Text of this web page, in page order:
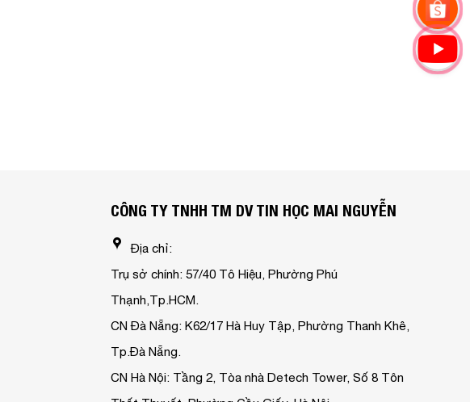
CÔNG TY TNHH TM DV TIN HỌC MAI NGUYỄN
Địa chỉ:
Trụ sở chính: 57/40 Tô Hiệu, Phường Phú
Thạnh,Tp.HCM.
CN Đà Nẵng: K62/17 Hà Huy Tập, Phường Thanh Khê,
Tp.Đà Nẵng.
CN Hà Nội: Tầng 2, Tòa nhà Detech Tower, Số 8 Tôn